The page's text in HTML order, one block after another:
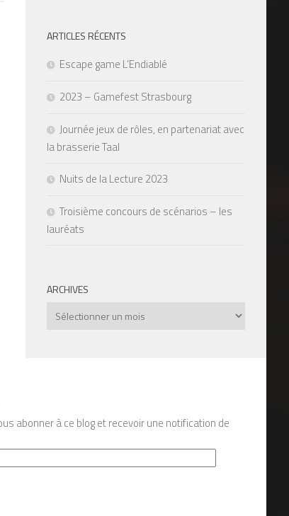
ARTICLES RÉCENTS
Escape game L’Endiablé
2023 – Gamefest Strasbourg
Journée jeux de rôles, en partenariat avec
la brasserie Taal
Nuits de la Lecture 2023
Troisième concours de scénarios – les
lauréats
ARCHIVES
Archives
abonner à ce blog et recevoir une notification de